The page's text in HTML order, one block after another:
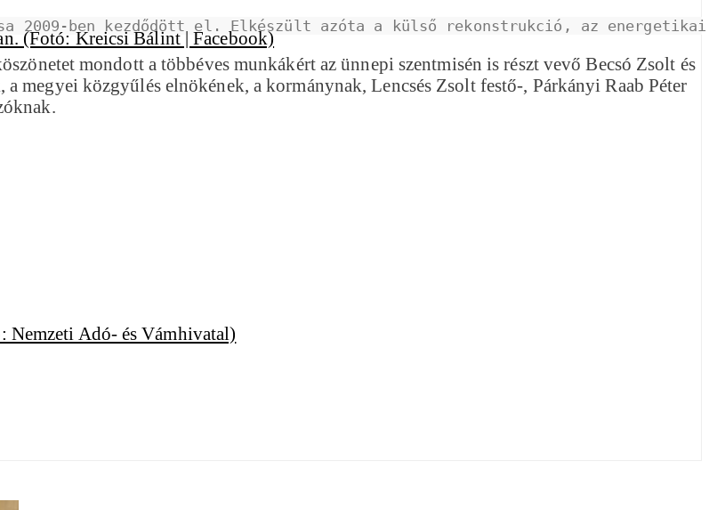
2009-ben kezdődött el. Elkészült azóta a külső rekonstrukció, az
mondott a többéves munkákért az ünnepi szentmisén is részt vevő Becsó Zsolt és
megyei közgyűlés elnökének, a kormánynak, Lencsés Zsolt festő-, Párkányi Raab Péter